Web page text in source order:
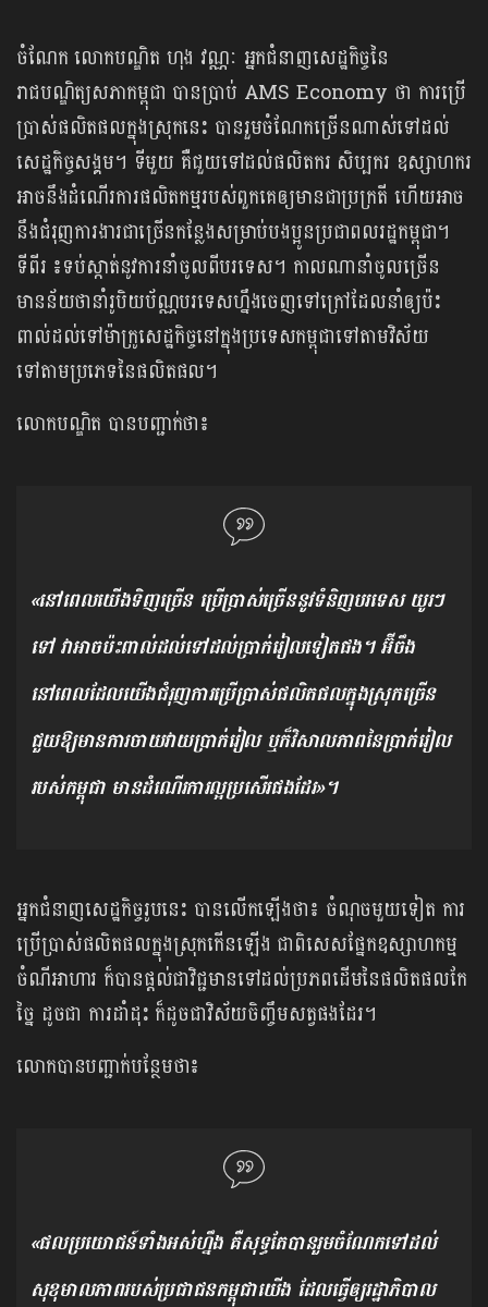
ចំណែក លោកបណ្ឌិត ហុង វណ្ណៈ អ្នកជំនាញសេដ្ឋកិច្ចនៃ
រាជបណ្ឌិត្យសភាកម្ពុជា បានប្រាប់ AMS Economy ថា​ ការប្រើ
ប្រាស់ផលិតផលក្នុងស្រុកនេះ បានរួមចំណែកច្រើនណាស់ទៅដល់
សេដ្ឋកិច្ចសង្គម។​ ទីមួយ គឺជួយទៅដល់ផលិតករ សិប្បករ ឧស្សាហករ
អាចនឹងដំណើរការផលិតកម្មរបស់ពួកគេឲ្យមានជាប្រក្រតី ហើយអាច
នឹងជំរុញការងារជាច្រើនកន្លែងសម្រាប់បងប្អូនប្រជាពលរដ្ឋកម្ពុជា។
ទីពីរ ៖ទប់ស្កាត់នូវការនាំចូលពីបរទេស។​ កាលណានាំចូលច្រើន
មានន័យថានាំរូបិយប័ណ្ណបរទេសហ្នឹងចេញទៅក្រៅដែលនាំឲ្យប៉ះ
ពាល់ដល់ទៅម៉ាក្រូសេដ្ឋកិច្ចនៅក្នុងប្រទេសកម្ពុជាទៅតាមវិស័យ
ទៅតាមប្រភេទនៃផលិតផល។
លោកបណ្ឌិត បានបញ្ជាក់ថា៖
«នៅពេលយើងទិញច្រើន ប្រើប្រាស់ច្រើននូវទំនិញបរទេស​ យូរៗ
ទៅ វាអាចប៉ះពាល់ដល់ទៅដល់ប្រាក់រៀលទៀតផង។ អ៊ីចឹង
នៅពេលដែលយើងជំរុញការប្រើប្រាស់ផលិតផលក្នុងស្រុកច្រើន
ជួយឱ្យមានការចាយវាយប្រាក់រៀល ឬក៏វិសាលភាពនៃប្រាក់រៀល
របស់កម្ពុជា មានដំណើរការល្អប្រសើរផងដែរ»។
អ្នកជំនាញសេដ្ឋកិច្ចរូបនេះ បានលើកឡើងថា៖ ចំណុចមួយទៀត ការ
ប្រើប្រាស់ផលិតផលក្នុងស្រុកកើនឡើង ជាពិសេសផ្នែកឧស្សាហកម្ម
ចំណីអាហារ ក៏បានផ្តល់ជាវិជ្ជមានទៅដល់ប្រភពដើមនៃផលិតផលកែ
ច្នៃ ដូចជា ការដាំដុះ ក៏ដូចជាវិស័យចិញ្ចឹមសត្វផងដែរ។
លោកបានបញ្ជាក់បន្ថែមថា៖
«ផលប្រយោជន៍ទាំងអស់ហ្នឹង គឺសុទ្ធតែបានរួមចំណែកទៅដល់
សុខុមាលភាពរបស់ប្រជាជនកម្ពុជាយើង ដែលធ្វើឲ្យរដ្ឋាភិបាល